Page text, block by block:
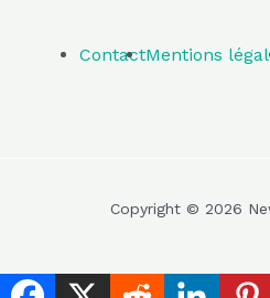
ContactMentions
Copyright © 2026